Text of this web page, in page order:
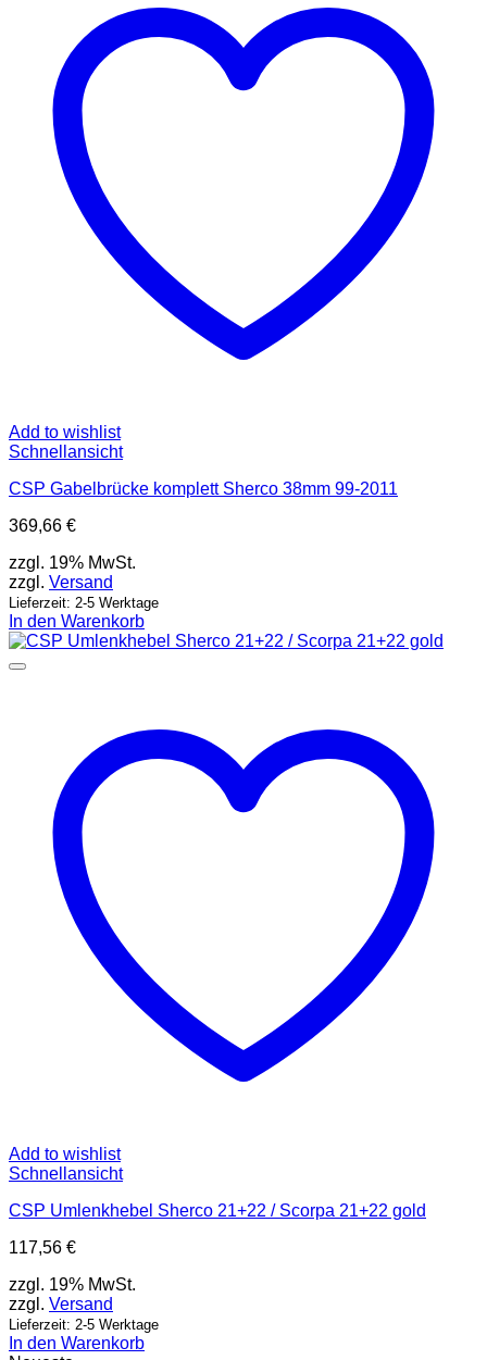
Add to wishlist
Schnellansicht
CSP Gabelbrücke komplett Sherco 38mm 99-2011
369,66 €
zzgl. 19% MwSt.
zzgl. Versand
Lieferzeit: 2-5 Werktage
In den Warenkorb
Add to wishlist
Schnellansicht
CSP Umlenkhebel Sherco 21+22 / Scorpa 21+22 gold
117,56 €
zzgl. 19% MwSt.
zzgl. Versand
Lieferzeit: 2-5 Werktage
In den Warenkorb